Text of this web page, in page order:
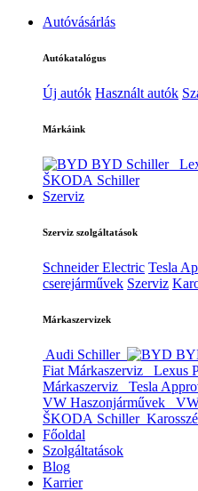
Autóvásárlás
Autókatalógus
Új autók Használt autók
Márkáink
BYD Schiller
ŠKODA Schiller
Szerviz
Szerviz szolgáltatások
Schneider Electric Tesla
cserejárművek Szerviz
Márkaszervizek
Audi Schiller
Fiat Márkaszerviz
Lexus
Márkaszerviz
Tesla
VW Haszonjárművek
ŠKODA Schiller
Főoldal
Szolgáltatások
Blog
Karrier